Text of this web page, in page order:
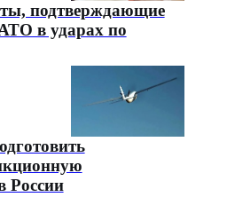
подтверждающие
в ударах по
России